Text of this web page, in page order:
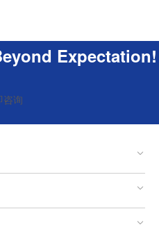
Expectation!
咨询